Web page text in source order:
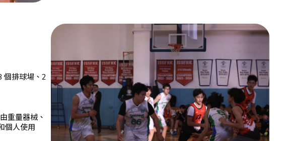
個排球場、2
重量器械、
個人使用